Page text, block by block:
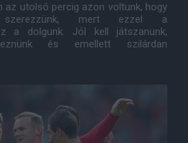
az utolsó percig azon voltunk, hogy
mert ezzel a
a dolgunk. Jól kell játszanunk,
és emellett szilárdan